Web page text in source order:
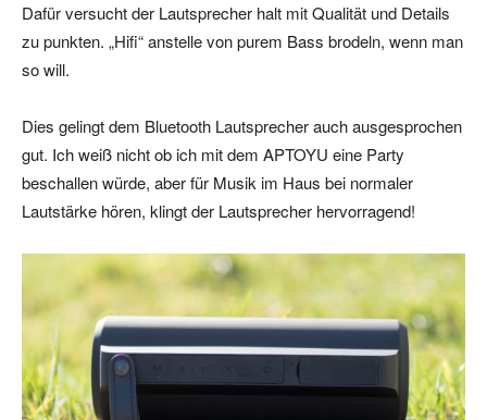
Dafür versucht der Lautsprecher halt mit Qualität und Details
zu punkten. „Hifi“ anstelle von purem Bass brodeln, wenn man
so will.
Dies gelingt dem Bluetooth Lautsprecher auch ausgesprochen
gut. Ich weiß nicht ob ich mit dem APTOYU eine Party
beschallen würde, aber für Musik im Haus bei normaler
Lautstärke hören, klingt der Lautsprecher hervorragend!